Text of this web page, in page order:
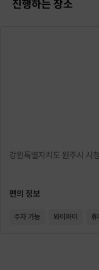
자차 이용 시에도 주차 걱
진행하는 장소
강원특별자치도 원주시 시
편의 정보
주차 가능 와이파이 휴